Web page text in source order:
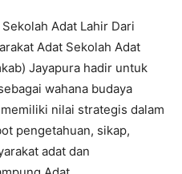
Sekolah Adat Lahir Dari
Adat Sekolah Adat
Jayapura hadir untuk
wahana budaya
nilai strategis dalam
pengetahuan, sikap,
adat dan